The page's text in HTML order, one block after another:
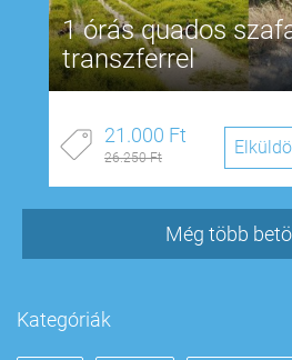
1 órás quados
transzferrel
21.000 Ft
26.250 Ft
Még több
Kategóriák